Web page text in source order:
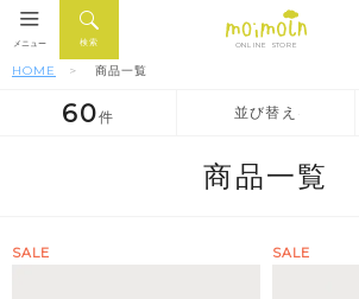
ONLINE STORE
検索
メニュー
HOME 商品一覧
並び替え
新着順
価格が安い順
60件
商品一覧
SALE SALE